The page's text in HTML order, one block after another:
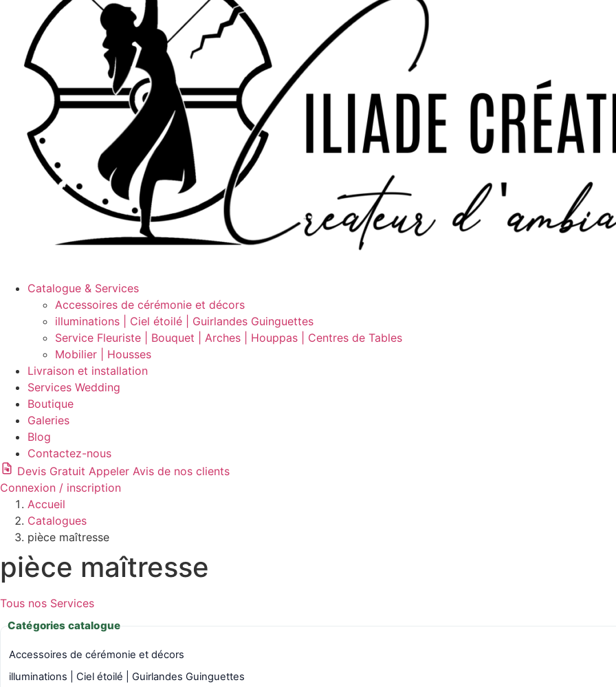
Catalogue & Services
Accessoires de cérémonie et décors
illuminations | Ciel étoilé | Guirlandes Guinguettes
Service Fleuriste | Bouquet | Arches | Houppas | Centres de Tables
Mobilier | Housses
Livraison et installation
Services Wedding
Boutique
Galeries
Blog
Contactez-nous
Devis Gratuit Appeler Avis de nos clients
Connexion / inscription
Accueil
Catalogues
pièce maîtresse
pièce maîtresse
Tous nos Services
Catégories catalogue
Accessoires de cérémonie et décors
illuminations | Ciel étoilé | Guirlandes Guinguettes